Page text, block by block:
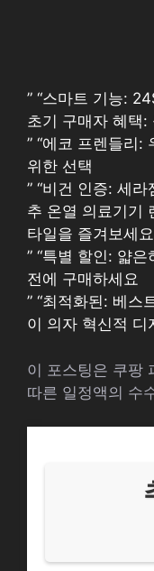
” “스마트 기능:
초기 구매자 혜택:
” “에코 프렌들리:
위한 선택
” “비건 인증: 세
추 온열 의료기기
타일을 즐겨보세요
” “특별 할인: 얇
전에 구매하세요
” “최적화된: 베스
이 의자 혁신적 디
이 포스팅은 쿠팡
따른 일정액의 수